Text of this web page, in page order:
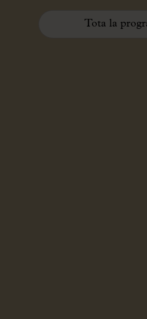
Tota la